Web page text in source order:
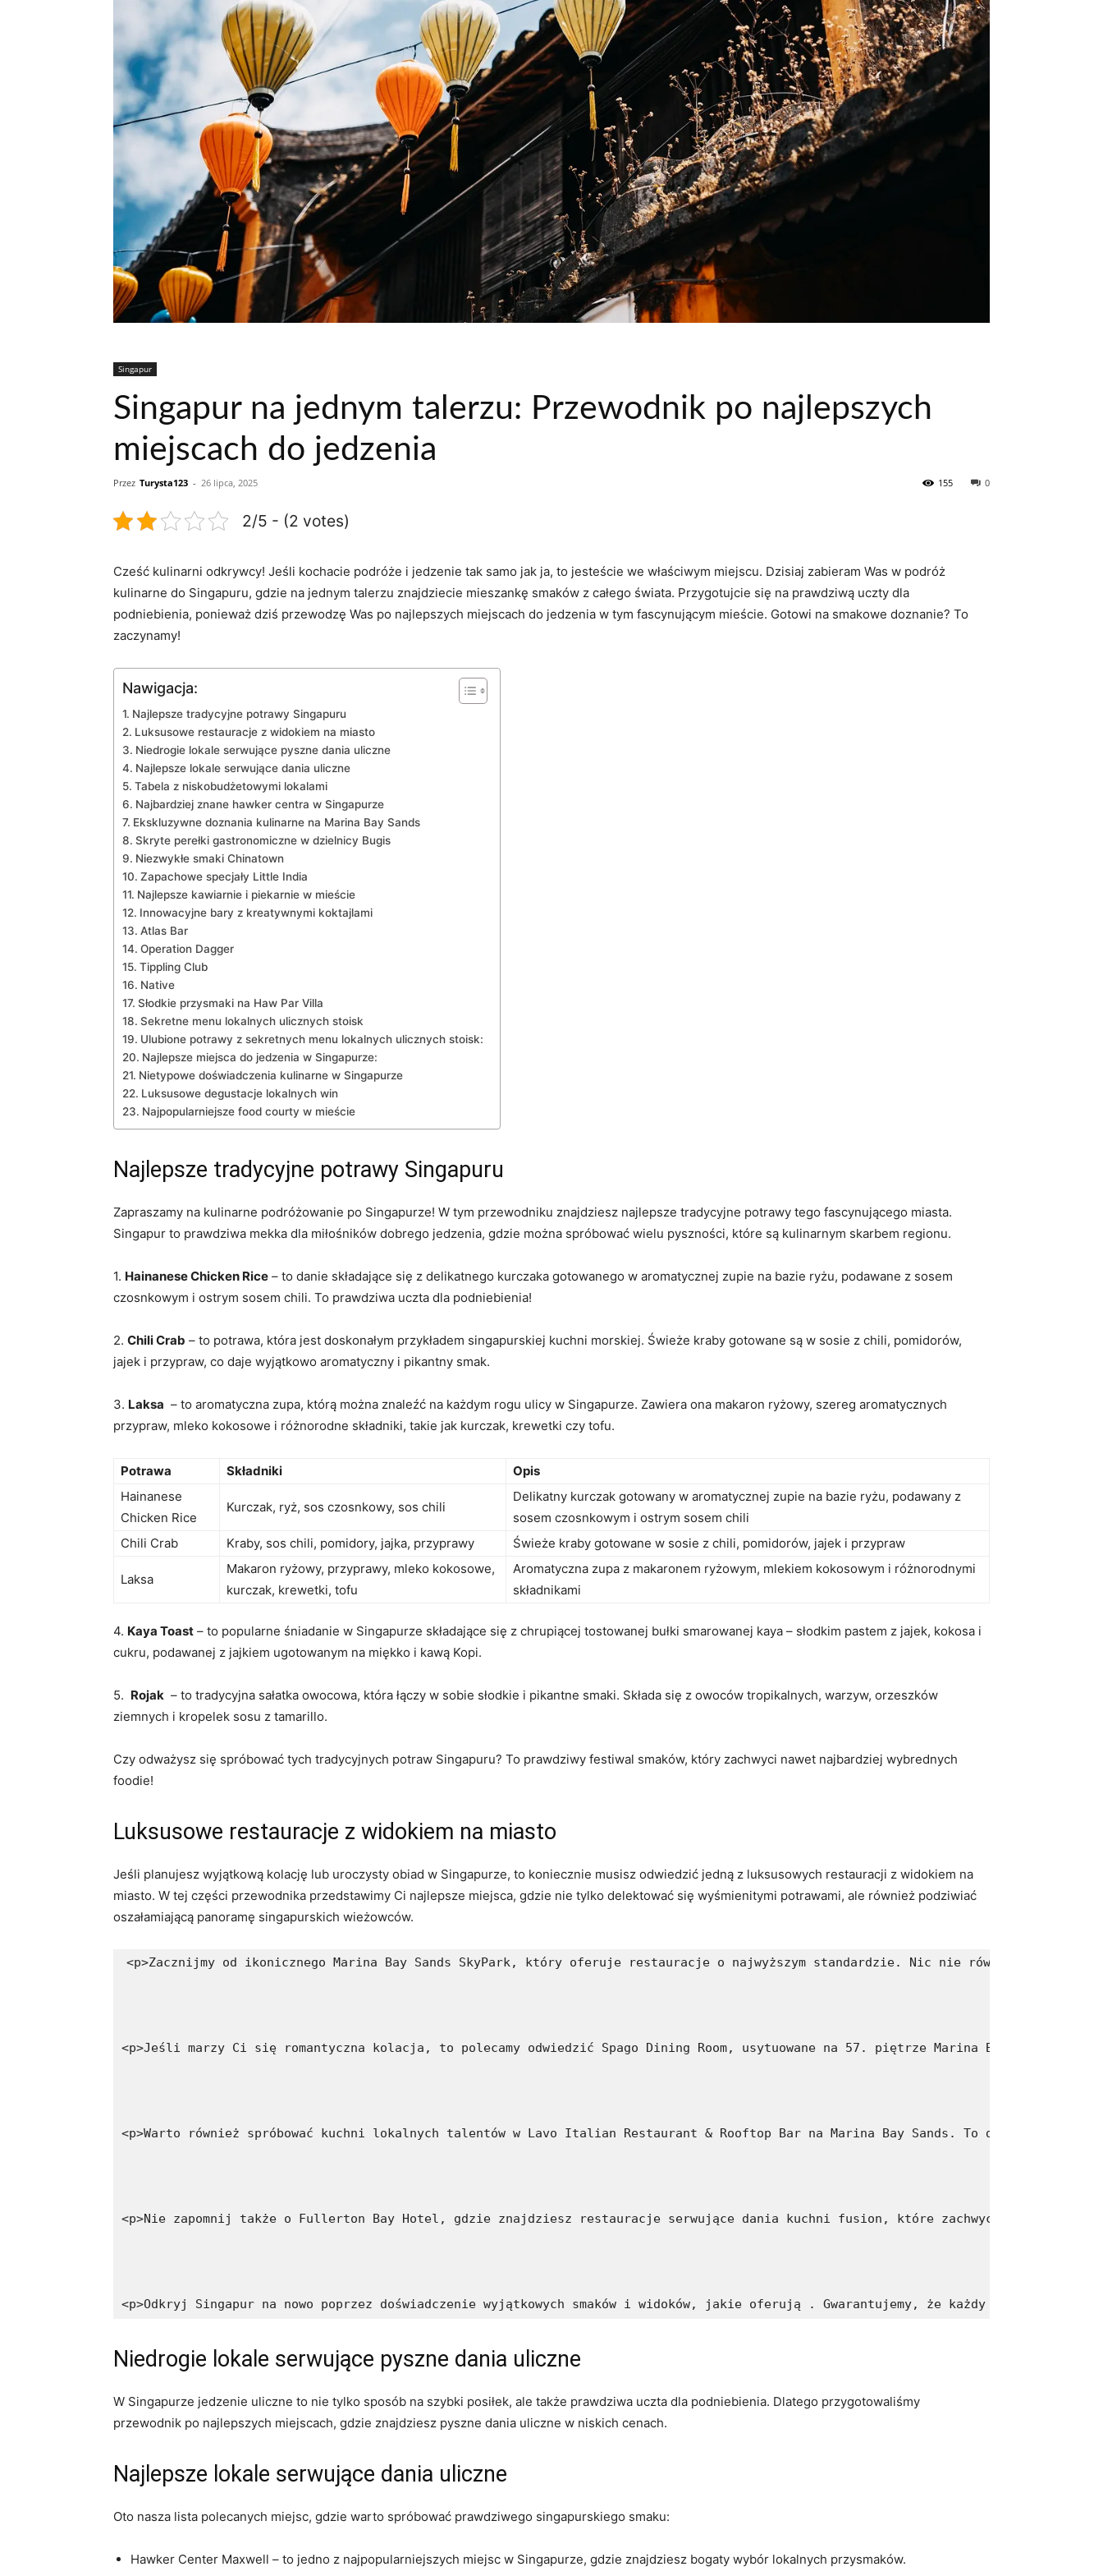
Singapur
Singapur na jednym talerzu: Przewodnik po najlepszych
miejscach do jedzenia
Przez Turysta123 - 26 lipca, 2025 0
155
2/5 - (2 votes)
Cześć kulinarni odkrywcy! Jeśli ⁢kochacie podróże i jedzenie tak samo jak ja, to jesteście we właściwym miejscu.⁤ Dzisiaj‌ zabieram Was w podróż
kulinarne do Singapuru, gdzie​ na jednym talerzu znajdziecie mieszankę smaków z całego świata. Przygotujcie się na prawdziwą uczty dla
podniebienia, ponieważ dziś‍ przewodzę Was po⁣ najlepszych miejscach do ​jedzenia w tym fascynującym mieście. Gotowi na smakowe doznanie? ​To
zaczynamy!
Nawigacja:
Najlepsze tradycyjne​ potrawy Singapuru
Luksusowe restauracje z widokiem na miasto
Niedrogie lokale serwujące pyszne dania uliczne
Najlepsze lokale serwujące⁢ dania uliczne
Tabela z niskobudżetowymi lokalami
Najbardziej znane hawker centra‌ w ​Singapurze
Ekskluzywne doznania kulinarne na‌ Marina Bay Sands
Skryte perełki gastronomiczne w dzielnicy Bugis
Niezwykłe smaki Chinatown
Zapachowe specjały Little India
Najlepsze kawiarnie ‌i piekarnie w mieście
Innowacyjne ⁢bary z kreatywnymi koktajlami
Atlas Bar
Operation Dagger
Tippling Club
Native
Słodkie przysmaki na Haw Par Villa
Sekretne menu lokalnych ulicznych stoisk
Ulubione⁣ potrawy z sekretnych menu lokalnych‍ ulicznych stoisk:
Najlepsze miejsca do jedzenia w Singapurze:
Nietypowe doświadczenia​ kulinarne w Singapurze
Luksusowe degustacje⁣ lokalnych win
Najpopularniejsze food courty ⁤w mieście
Najlepsze tradycyjne​ potrawy Singapuru
Zapraszamy na kulinarne ​podróżowanie po Singapurze! ‍W tym przewodniku znajdziesz najlepsze tradycyjne potrawy tego fascynującego miasta.
Singapur to ⁢prawdziwa mekka​ dla miłośników dobrego jedzenia, ‍gdzie można spróbować⁢ wielu pyszności, które są kulinarnym skarbem regionu.
1. Hainanese Chicken Rice – to danie ⁢składające się z delikatnego kurczaka gotowanego w aromatycznej zupie na bazie ryżu, podawane z sosem
czosnkowym i ostrym‌ sosem chili. To prawdziwa uczta dla podniebienia!
2. Chili Crab – to potrawa, która jest ⁣doskonałym przykładem singapurskiej kuchni morskiej. Świeże kraby gotowane są w sosie⁤ z chili, pomidorów,
jajek i przypraw, co daje wyjątkowo aromatyczny i pikantny smak.
3. Laksa ​ – to aromatyczna zupa, którą można znaleźć na każdym rogu ulicy ⁢w Singapurze. ⁢Zawiera ona makaron ryżowy, szereg aromatycznych
przypraw, mleko kokosowe i różnorodne składniki, takie jak kurczak,​ krewetki czy tofu.
Potrawa Składniki
Opis
Hainanese
Chicken Rice
Kurczak, ryż,‍ sos czosnkowy, sos chili
Delikatny kurczak gotowany w aromatycznej zupie na bazie ryżu, podawany z
sosem​ czosnkowym i ostrym sosem chili
Chili Crab
Kraby, sos chili, pomidory, jajka, przyprawy Świeże kraby gotowane w sosie z chili, pomidorów, jajek i przypraw
Laksa
Makaron ryżowy,‌ przyprawy, mleko kokosowe,⁣
kurczak, krewetki, tofu
Aromatyczna zupa z makaronem ryżowym, mlekiem kokosowym i różnorodnymi
składnikami
4.⁣ Kaya⁤ Toast – to popularne śniadanie w ‍Singapurze składające się z chrupiącej tostowanej bułki smarowanej kaya – słodkim pastem z jajek, kokosa i
cukru, podawanej⁣ z jajkiem ugotowanym na⁣ miękko i kawą Kopi.
5. ⁤ Rojak ⁤ – to tradycyjna sałatka owocowa, która łączy w sobie słodkie i pikantne smaki.⁤ Składa się z owoców tropikalnych, warzyw, orzeszków
ziemnych i kropelek sosu z tamarillo.
Czy ‍odważysz ‍się spróbować tych tradycyjnych potraw Singapuru? To prawdziwy festiwal smaków, który zachwyci nawet najbardziej wybrednych
foodie!
Luksusowe restauracje z widokiem na miasto
Jeśli planujesz wyjątkową kolację lub uroczysty obiad w Singapurze, to koniecznie musisz odwiedzić jedną⁤ z ⁢luksusowych restauracji ⁣z widokiem na
⁣miasto. W tej części przewodnika przedstawimy Ci⁤ najlepsze miejsca, gdzie nie tylko delektować‍ się wyśmienitymi ‌potrawami, ale również​ podziwiać
oszałamiającą⁢ panoramę singapurskich wieżowców.
<p>Zacznijmy od ikonicznego Marina Bay Sands SkyPark, który oferuje restauracje o najwyższym standardzie. Nic nie równa się z
<p>Jeśli marzy Ci się romantyczna kolacja, to polecamy odwiedzić Spago Dining Room, usytuowane na 57. piętrze Marina Bay Sands.
<p>Warto również spróbować kuchni lokalnych talentów w Lavo Italian Restaurant & Rooftop Bar na Marina Bay Sands. To doskonałe
<p>Nie zapomnij także o Fullerton Bay Hotel, gdzie znajdziesz restauracje serwujące dania kuchni fusion, które zachwycą Twoje kubki
<p>Odkryj Singapur na nowo poprzez doświadczenie wyjątkowych smaków i widoków, jakie oferują . Gwarantujemy, że każdy posiłek w
Niedrogie lokale serwujące pyszne dania uliczne
W Singapurze jedzenie uliczne to nie ​tylko sposób na szybki posiłek, ale także prawdziwa uczta dla podniebienia. Dlatego ‌przygotowaliśmy
przewodnik po najlepszych miejscach, gdzie znajdziesz pyszne dania uliczne w niskich cenach.
Najlepsze lokale serwujące⁢ dania uliczne
Oto nasza lista ⁢polecanych miejsc, gdzie warto spróbować prawdziwego​ singapurskiego smaku:
Hawker Center Maxwell – to jedno z najpopularniejszych miejsc w Singapurze, gdzie znajdziesz bogaty wybór lokalnych przysmaków.